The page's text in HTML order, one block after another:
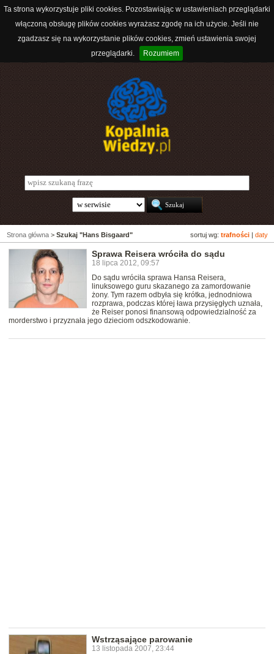
Ta strona wykorzystuje pliki cookies. Pozostawiając w ustawieniach przeglądarki
włączoną obsługę plików cookies wyrażasz zgodę na ich użycie. Jeśli nie
zgadzasz się na wykorzystanie plików cookies, zmień ustawienia swojej
przeglądarki.
Rozumiem
sortuj wg: trafności daty
Strona główna > Szukaj "Hans Bisgaard"
Sprawa Reisera wróciła do sądu
18 lipca 2012, 09:57
Do sądu wróciła sprawa Hansa Reisera,
linuksowego guru skazanego za zamordowanie
żony. Tym razem odbyła się krótka, jednodniowa
rozprawa, podczas której ława przysięgłych uznała,
że Reiser ponosi finansową odpowiedzialność za
morderstwo i przyznała jego dzieciom odszkodowanie.
Wstrząsające parowanie
13 listopada 2007, 23:44